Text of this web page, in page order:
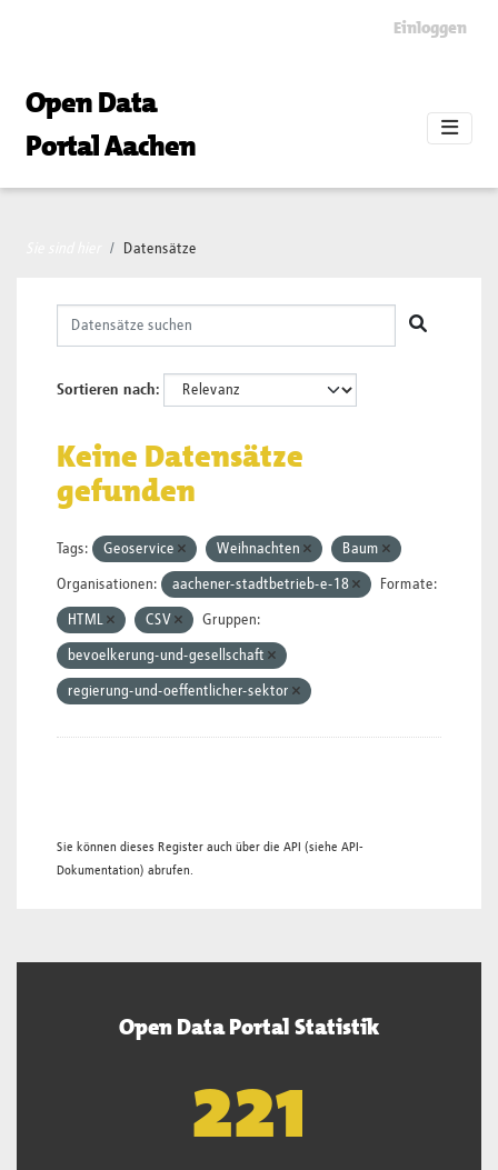
Einloggen
Open Data
Portal Aachen
Datensätze
Sortieren nach
Keine Datensätze
gefunden
Tags: Geoservice Weihnachten Baum
Organisationen: aachener-stadtbetrieb-e-18 Formate:
HTML CSV Gruppen:
bevoelkerung-und-gesellschaft
regierung-und-oeffentlicher-sektor
Sie können dieses Register auch über die API (siehe API-
Dokumentation) abrufen.
Open Data Portal Statistik
222